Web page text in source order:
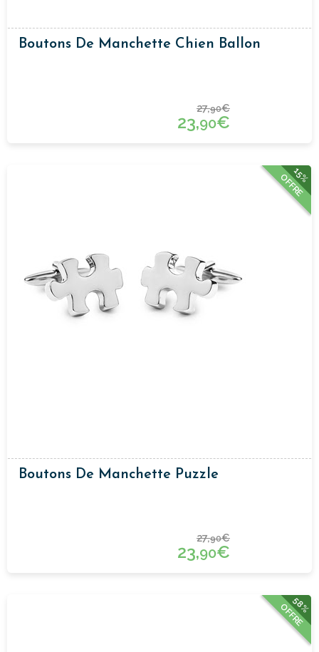
Boutons De Manchette Chien Ballon
27,90€
23,90€
15%
OFFRE
Boutons De Manchette Puzzle
27,90€
23,90€
58%
OFFRE